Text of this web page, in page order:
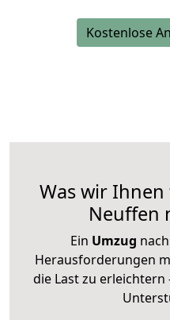
Kostenlose
Was wir
Neuffen
Ein Umzug
Herausforderungen
die Last zu